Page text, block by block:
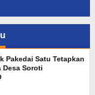
Pakedai Satu Tetapkan
Desa Soroti